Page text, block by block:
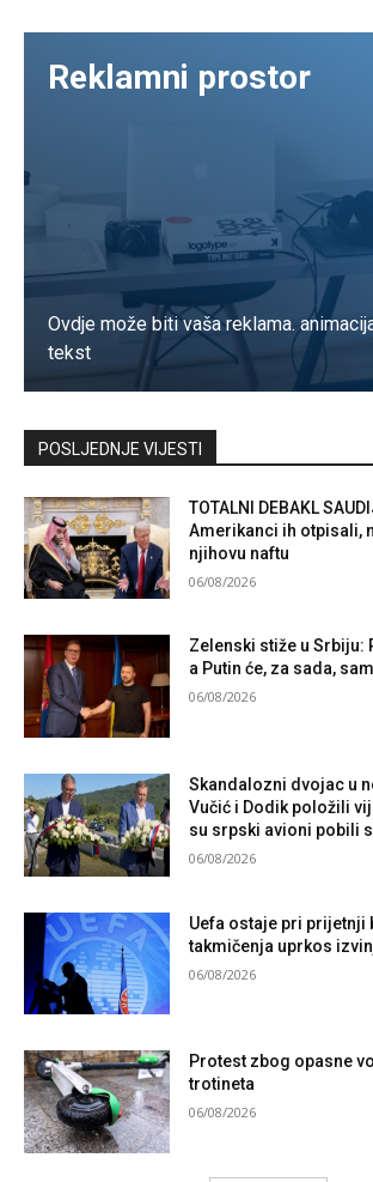
Reklamni prostor
Ovdje može biti vaša reklama.
tekst
Kontaktirajte nas
POSLJEDNJE VIJESTI
TOTALNI DEBAKL
Amerikanci ih otpisali,
njihovu naftu
06/08/2026
Zelenski stiže u Srbiju:
a Putin će, za sada,
06/08/2026
Skandalozni dvojac u
Vučić i Dodik položili
su srpski avioni pobili
06/08/2026
Uefa ostaje pri prijetnji
takmičenja uprkos
06/08/2026
Protest zbog opasne
trotineta
06/08/2026